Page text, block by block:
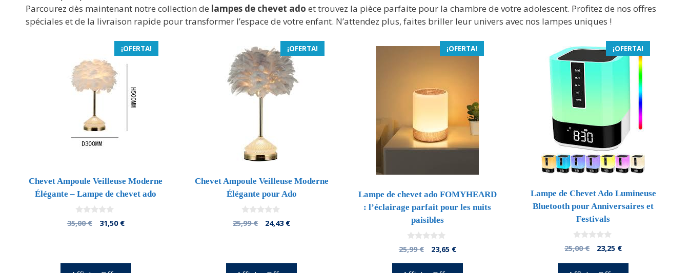
Parcourez dès maintenant notre collection de lampes de chevet ado et trouvez la pièce parfaite pour la chambre de votre adolescent. Profitez de nos offres
spéciales et de la livraison rapide pour transformer l’espace de votre enfant. N’attendez plus, faites briller leur univers avec nos lampes uniques !
¡OFERTA!
Chevet Ampoule Veilleuse Moderne
Élégante – Lampe de chevet ado
0
d
35,00€
El
35,00 €.
31,50 €El
31,50 €.
¡OFERTA!
Chevet Ampoule Veilleuse Moderne
Élégante pour Ado
0
d
25,99€
El
25,99 €.
24,43 €El
24,43 €.
¡OFERTA!
Lampe de chevet ado FOMYHEARD
: l’éclairage parfait pour les nuits
paisibles
0
d
25,99€
El
original
23,65 €El
¡OFERTA!
Lampe de Chevet Ado Lumineuse
Bluetooth pour Anniversaires et
Festivals
0
d
25,00€
El
original
23,25 €El